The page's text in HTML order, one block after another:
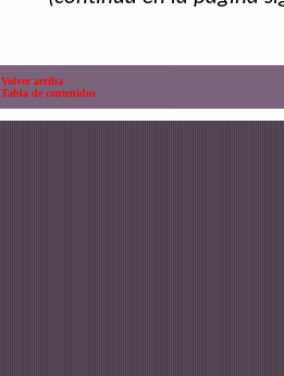
Volver arriba
Tabla de contenidos